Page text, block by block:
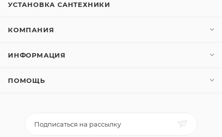
УСТАНОВКА САНТЕХНИКИ
КОМПАНИЯ
ИНФОРМАЦИЯ
ПОМОЩЬ
Подписаться на рассылку